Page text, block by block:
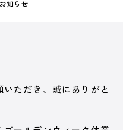
知らせ
ただき、誠にありがと